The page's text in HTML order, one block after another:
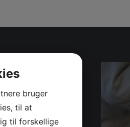
bruger
til at
til forskellige